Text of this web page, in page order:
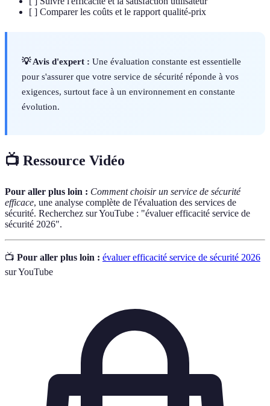
[ ] Comparer les coûts et le rapport qualité-prix
💡 Avis d'expert : Une évaluation constante est essentielle
pour s'assurer que votre service de sécurité réponde à vos
exigences, surtout face à un environnement en constante
évolution.
📺 Ressource Vidéo
Pour aller plus loin : Comment choisir un service de sécurité
efficace, une analyse complète de l'évaluation des services de
sécurité. Recherchez sur YouTube : "évaluer efficacité service de
sécurité 2026".
📺 Pour aller plus loin : évaluer efficacité service de sécurité 2026
sur YouTube